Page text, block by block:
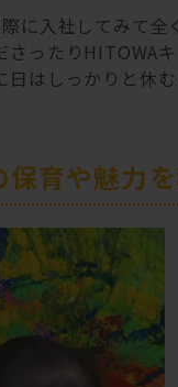
に入社してみて
ったりHITOWA
はしっかりと休
育や魅力を